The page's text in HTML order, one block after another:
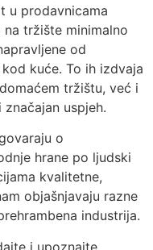
u prodavnicama
tržište minimalno
od
kuće. To ih izdvaja
tržištu, već i
uspjeh.
o
hrane po ljudski
kvalitetne,
objašnjavaju razne
industrija.
i upoznajte